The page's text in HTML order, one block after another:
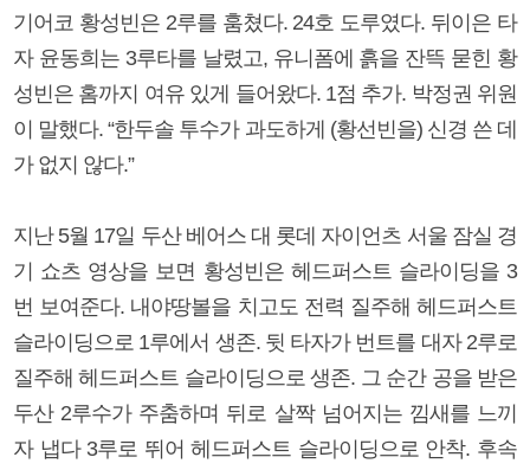
기어코 황성빈은 2루를 훔쳤다. 24호 도루였다. 뒤이은 타
자 윤동희는 3루타를 날렸고, 유니폼에 흙을 잔뜩 묻힌 황
성빈은 홈까지 여유 있게 들어왔다. 1점 추가. 박정권 위원
이 말했다. “한두솔 투수가 과도하게 (황선빈을) 신경 쓴 데
가 없지 않다.”
지난 5월 17일 두산 베어스 대 롯데 자이언츠 서울 잠실 경
기 쇼츠 영상을 보면 황성빈은 헤드퍼스트 슬라이딩을 3
번 보여준다. 내야땅볼을 치고도 전력 질주해 헤드퍼스트
슬라이딩으로 1루에서 생존. 뒷 타자가 번트를 대자 2루로
질주해 헤드퍼스트 슬라이딩으로 생존. 그 순간 공을 받은
두산 2루수가 주춤하며 뒤로 살짝 넘어지는 낌새를 느끼
자 냅다 3루로 뛰어 헤드퍼스트 슬라이딩으로 안착. 후속